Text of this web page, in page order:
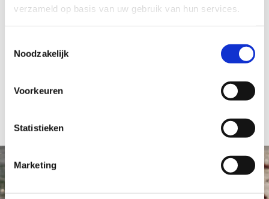
verzameld op basis van uw gebruik van hun services.
Noodzakelijk
Voorkeuren
Statistieken
Marketing